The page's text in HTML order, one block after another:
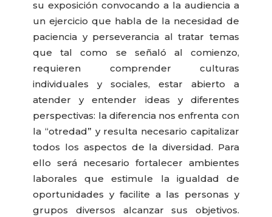
su exposición convocando a la audiencia a
un ejercicio que habla de la necesidad de
paciencia y perseverancia al tratar temas
que tal como se señaló al comienzo,
requieren comprender culturas
individuales y sociales, estar abierto a
atender y entender ideas y diferentes
perspectivas: la diferencia nos enfrenta con
la “otredad” y resulta necesario capitalizar
todos los aspectos de la diversidad. Para
ello será necesario fortalecer ambientes
laborales que estimule la igualdad de
oportunidades y facilite a las personas y
grupos diversos alcanzar sus objetivos.